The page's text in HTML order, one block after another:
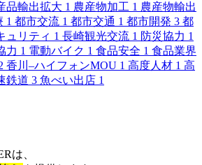
品輸出拡大 1 農産物加工 1 農産物輸出
1 都市交流 1 都市交通 1 都市開発 3 都
ュリティ 1 長崎観光交流 1 防災協力 1
力 1 電動バイク 1 食品安全 1 食品業界
香川–ハイフォンMOU 1 高度人材 1 高
鉄道 3 魚べい出店 1
は、